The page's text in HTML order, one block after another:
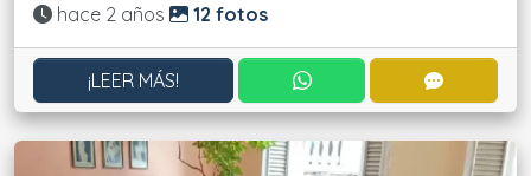
Actualizado:
hace 2 años 12 fotos
¡LEER MÁS! CONTACTAR POR